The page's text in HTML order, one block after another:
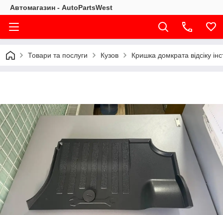
Автомагазин - AutoPartsWest
Товари та послуги Кузов Кришка домкрата відсіку